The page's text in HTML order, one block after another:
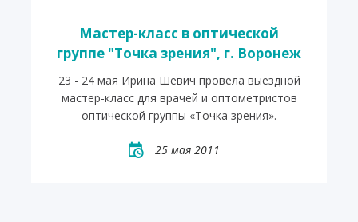
Мастер-класс в оптической
группе "Точка зрения", г. Воронеж
23 - 24 мая Ирина Шевич провела выездной
мастер-класс для врачей и оптометристов
оптической группы «Точка зрения».
25 мая 2011